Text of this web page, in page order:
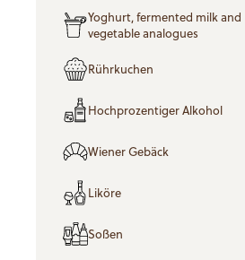
Yoghurt, fermented milk and
vegetable analogues
Rührkuchen
Hochprozentiger Alkohol
Wiener Gebäck
Liköre
Soßen